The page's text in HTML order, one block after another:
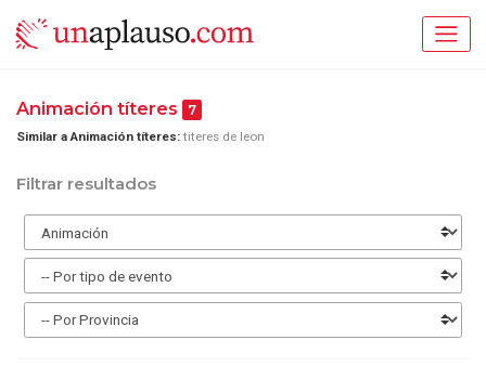
Animación títeres 7
Similar a Animación títeres: titeres de leon
Filtrar resultados